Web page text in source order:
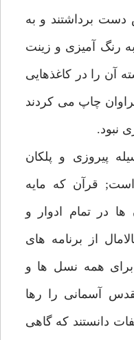
دست برداشتند و به
رنگ آميزى و زينت
آن را در كاغذهايى
چاپ مى كردند
نبود.
پيروزى و پلكان
قرآن كه مايه
در تمام ادوار و
از برنامه هاى
همه نسل ها و
آسمانى را رها
دانستند كه گاهى